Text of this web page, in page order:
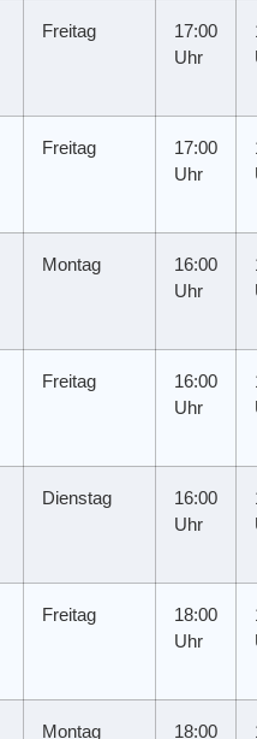
Freitag
17:00
Uhr
Freitag
17:00
Uhr
Montag
16:00
Uhr
Freitag
16:00
Uhr
Dienstag
16:00
Uhr
Freitag
18:00
Uhr
Montag 18:00